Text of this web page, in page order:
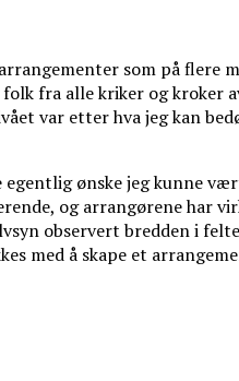
som på flere
fra alle kriker og kroker
var etter hva jeg kan
ønske jeg kunne
og arrangørene har
observert bredden i
med å skape et